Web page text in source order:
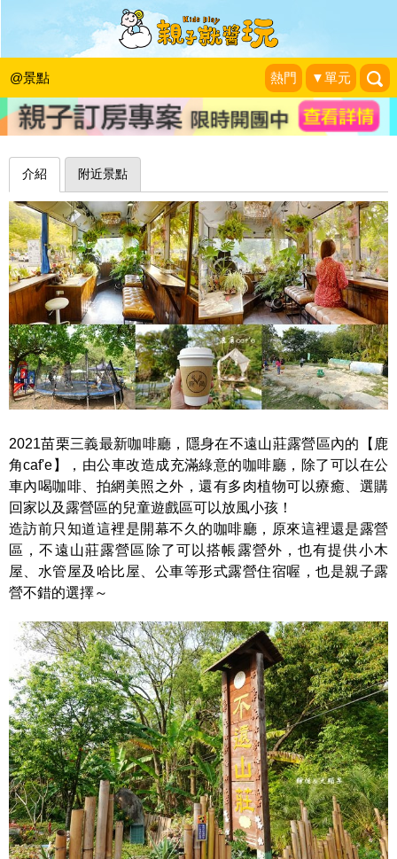
@景點 熱門 ▼單元
覆蓋滿滿植栽的公車咖啡廳，戶外沙
坑、鞦韆放電更加分～苗栗鹿角Café
❤靜怡&大顆呆の親子.旅遊.美食❤|2021-04-09
介紹 附近景點
2021苗栗三義最新咖啡廳，隱身在不遠山莊露營區內的【鹿
角caf'e】，由公車改造成充滿綠意的咖啡廳，除了可以在公
車內喝咖啡、拍網美照之外，還有多肉植物可以療癒、選購
回家以及露營區的兒童遊戲區可以放風小孩！
造訪前只知道這裡是開幕不久的咖啡廳，原來這裡還是露營
區，不遠山莊露營區除了可以搭帳露營外，也有提供小木
屋、水管屋及哈比屋、公車等形式露營住宿喔，也是親子露
營不錯的選擇～